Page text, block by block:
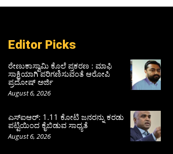
Editor Picks
ರೇಣುಕಾಸ್ವಾಮಿ ಕೊಲೆ ಪ್ರಕರಣ : ಮಾಫಿ
ಸಾಕ್ಷಿಯಾಗಿ ಪರಿಗಣಿಸುವಂತೆ ಆರೋಪಿ
ಪ್ರದೋಷ್‌ ಅರ್ಜಿ
August 6, 2026
ಎಸ್‌ಐಆರ್‌: 1.11 ಕೋಟಿ ಜನರನ್ನು ಕರಡು
ಪಟ್ಟಿಯಿಂದ ಕೈಬಿಡುವ ಸಾಧ್ಯತೆ
August 6, 2026